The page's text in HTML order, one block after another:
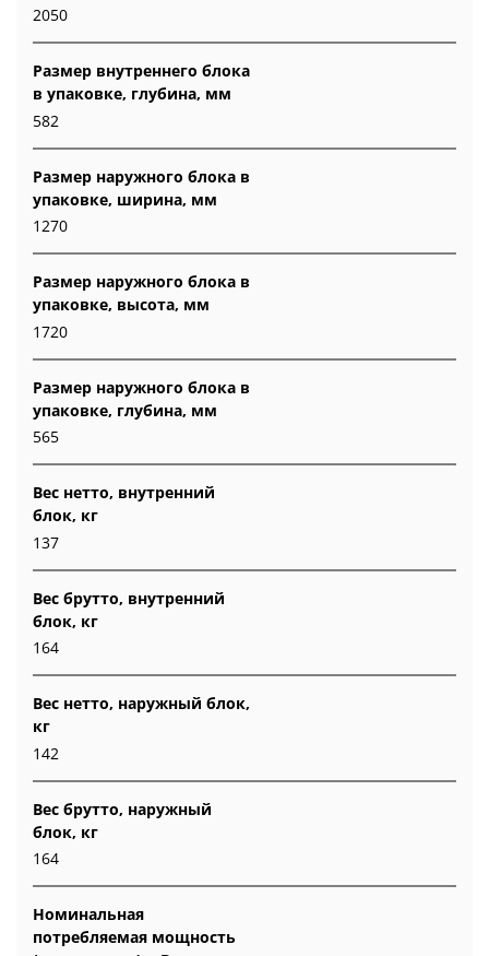
2050
Размер внутреннего блока
в упаковке, глубина, мм
582
Размер наружного блока в
упаковке, ширина, мм
1270
Размер наружного блока в
упаковке, высота, мм
1720
Размер наружного блока в
упаковке, глубина, мм
565
Вес нетто, внутренний
блок, кг
137
Вес брутто, внутренний
блок, кг
164
Вес нетто, наружный блок,
кг
142
Вес брутто, наружный
блок, кг
164
Номинальная
потребляемая мощность